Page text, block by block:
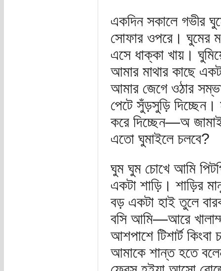
একদিন সকালে গভীর
সোফার ওপরে। ঘুমের
এসে ধাক্কা খায়।
আমার মাথার কাছে
আমার জেগে ওঠার
পেটে সুঁড়সুড়ি
করে দিচ্ছেন—অ
এতো ঘুমাইলে চলবে?
ঘুম ঘুম চোখে আমি
একটা শাড়ি। শাড়ির
বড় একটা হাই তুলে
বসি আমি—আরে
আশপাশে টিশার্ট কিংবা
আমাকে শান্ত হতে